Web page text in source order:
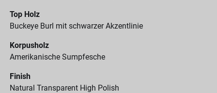
Top Holz
Buckeye Burl mit schwarzer Akzentlinie
Korpusholz
Amerikanische Sumpfesche
Finish
Natural Transparent High Polish